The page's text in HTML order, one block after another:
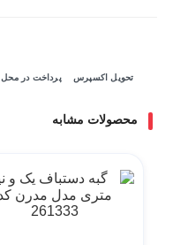
تحویل اکسپرس پرداخت در محل
محصولات مشابه